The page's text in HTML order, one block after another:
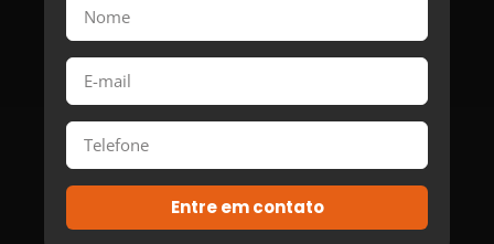
Entre em contato